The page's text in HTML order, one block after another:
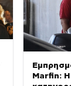
Marfin: